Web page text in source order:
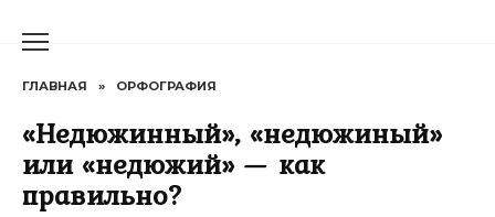
ГЛАВНАЯ » ОРФОГРАФИЯ
«Недюжинный», «недюжиный»
или «недюжий» — как
правильно?